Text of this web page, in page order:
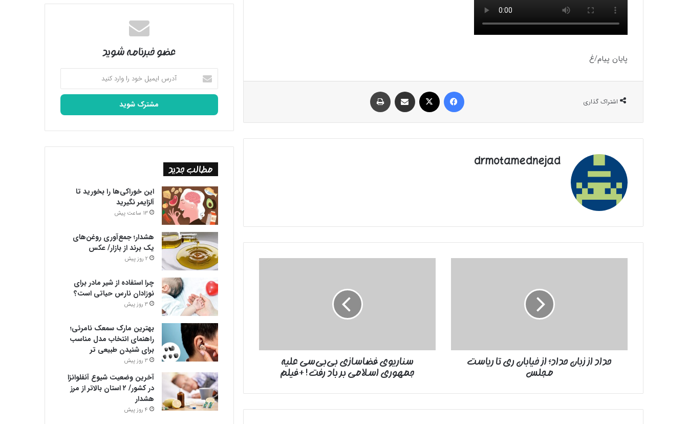
پایان پیام/غ
اشتراک گذاری
فیسبوک ایکس اشتراک گذاری با ایمیل
drmotamednejad
ریاست
مجلسحداد از زبان حداد؛ از خیابان ری تا ریاست
مجلس
رفت!+فیلم
سناریوی فضاسازی بی‌بی‌سی علیه
جمهوری اسلامی بر باد رفت!+فیلم
عضو خبرنامه شوید
آدرس
ایمیل
خود
وارد
مطالب جدید
این خوراکی‌ها را بخورید تا
آلزایمر نگیرید
13 ساعت پیش
هشدار؛ جمع‌آوری روغن‌های
یک برند از بازار/ عکس
2 روز پیش
چرا استفاده از شیر مادر برای
نوزادان نارس حیاتی است؟
3 روز پیش
بهترین مارک سمعک نامرئی؛
راهنمای انتخاب مدل مناسب
برای شنیدن طبیعی تر
3 روز پیش
آخرین وضعیت شیوع آنفلوانزا
در کشور/ ۲ استان بالاتر از مرز
هشدار
4 روز پیش